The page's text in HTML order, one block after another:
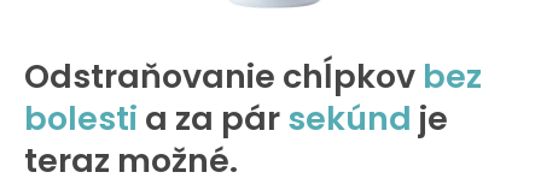
Odstraňovanie chĺpkov bez
bolesti a za pársekúnd je
teraz možné.